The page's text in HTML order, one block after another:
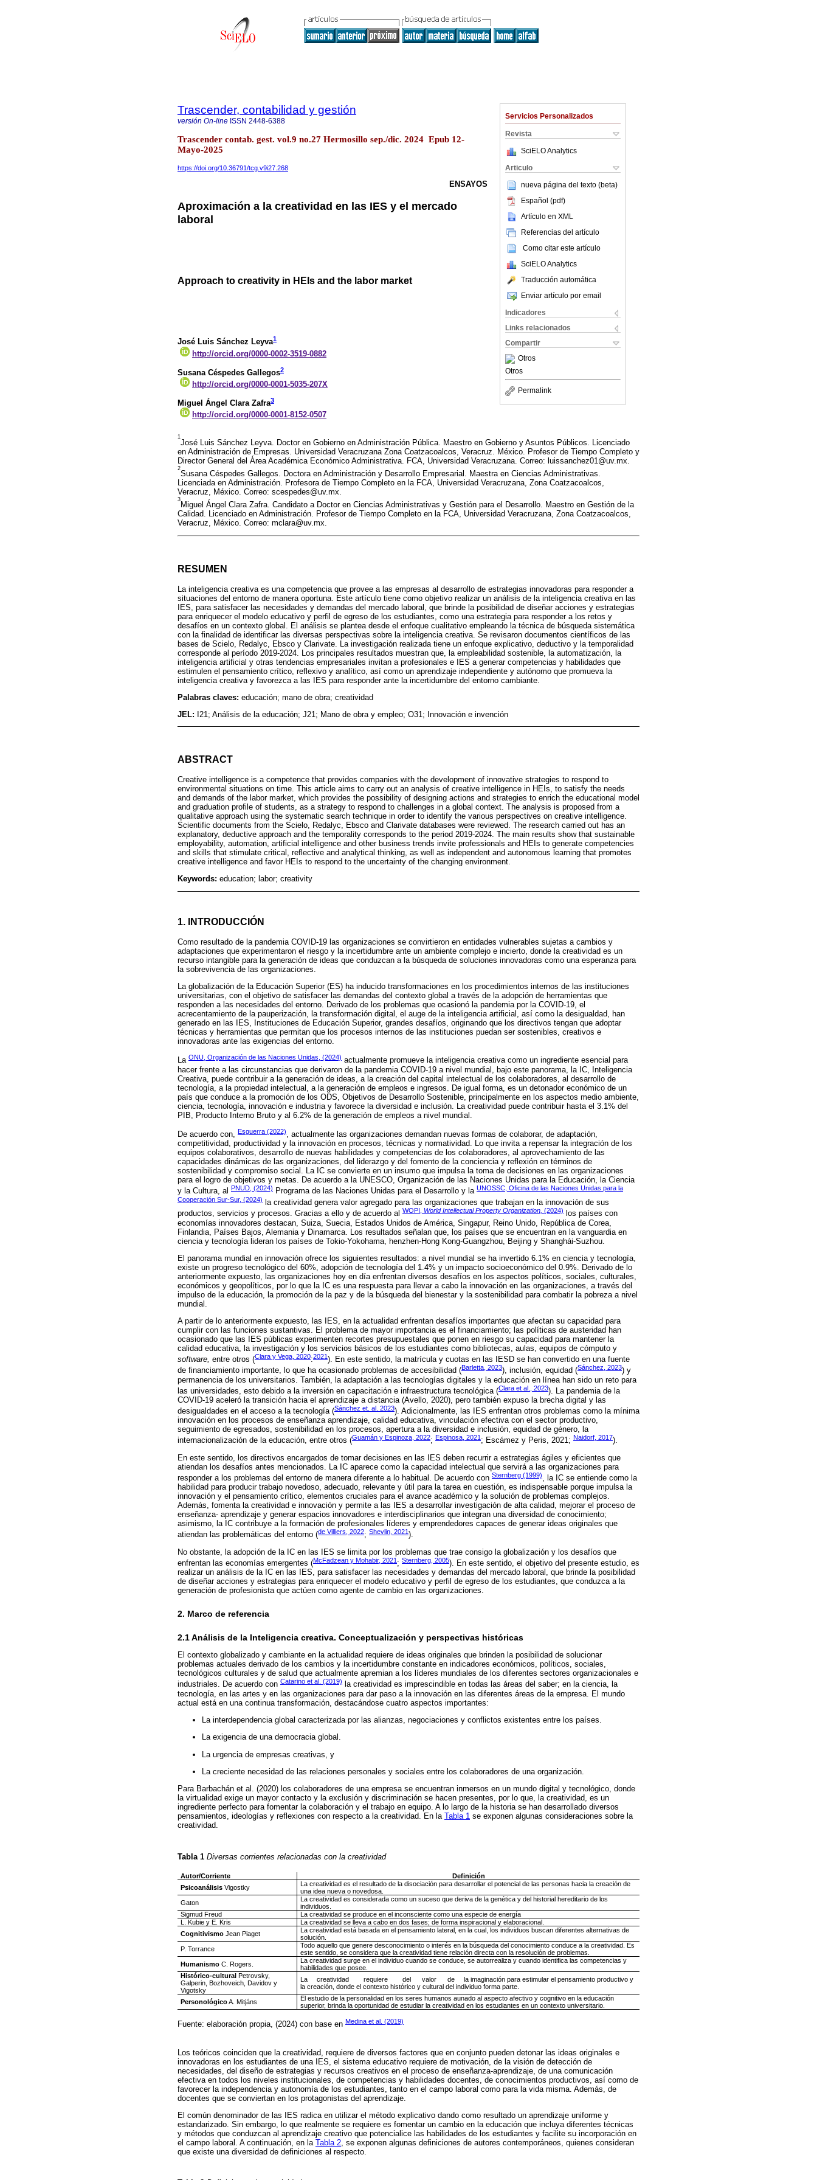
Servicios Personalizados
Revista
SciELO Analytics
Articulo
nueva página del texto (beta)
Español (pdf)
Artículo en XML
Referencias del artículo
Como citar este artículo
SciELO Analytics
Traducción automática
Enviar artículo por email
Indicadores
Links relacionados
Compartir
Otros
Otros
Permalink
Trascender, contabilidad y gestión
versión On-line ISSN 2448-6388
Trascender contab. gest. vol.9 no.27 Hermosillo sep./dic. 2024 Epub 12-
Mayo-2025
https://doi.org/10.36791/tcg.v9i27.268
ENSAYOS
Aproximación a la creatividad en las IES y el mercado
laboral
Approach to creativity in HEIs and the labor market
José Luis Sánchez Leyva1
http://orcid.org/0000-0002-3519-0882
Susana Céspedes Gallegos2
http://orcid.org/0000-0001-5035-207X
Miguel Ángel Clara Zafra3
http://orcid.org/0000-0001-8152-0507
1
José Luis Sánchez Leyva. Doctor en Gobierno en Administración Pública. Maestro en Gobierno y Asuntos Públicos. Licenciado
en Administración de Empresas. Universidad Veracruzana Zona Coatzacoalcos, Veracruz. México. Profesor de Tiempo Completo y
Director General del Área Académica Económico Administrativa. FCA, Universidad Veracruzana. Correo: luissanchez01@uv.mx.
2
Susana Céspedes Gallegos. Doctora en Administración y Desarrollo Empresarial. Maestra en Ciencias Administrativas.
Licenciada en Administración. Profesora de Tiempo Completo en la FCA, Universidad Veracruzana, Zona Coatzacoalcos,
Veracruz, México. Correo: scespedes@uv.mx.
3
Miguel Ángel Clara Zafra. Candidato a Doctor en Ciencias Administrativas y Gestión para el Desarrollo. Maestro en Gestión de la
Calidad. Licenciado en Administración. Profesor de Tiempo Completo en la FCA, Universidad Veracruzana, Zona Coatzacoalcos,
Veracruz, México. Correo: mclara@uv.mx.
RESUMEN
La inteligencia creativa es una competencia que provee a las empresas al desarrollo de estrategias innovadoras para responder a
situaciones del entorno de manera oportuna. Este artículo tiene como objetivo realizar un análisis de la inteligencia creativa en las
IES, para satisfacer las necesidades y demandas del mercado laboral, que brinde la posibilidad de diseñar acciones y estrategias
para enriquecer el modelo educativo y perfil de egreso de los estudiantes, como una estrategia para responder a los retos y
desafíos en un contexto global. El análisis se plantea desde el enfoque cualitativo empleando la técnica de búsqueda sistemática
con la finalidad de identificar las diversas perspectivas sobre la inteligencia creativa. Se revisaron documentos científicos de las
bases de Scielo, Redalyc, Ebsco y Clarivate. La investigación realizada tiene un enfoque explicativo, deductivo y la temporalidad
corresponde al período 2019-2024. Los principales resultados muestran que, la empleabilidad sostenible, la automatización, la
inteligencia artificial y otras tendencias empresariales invitan a profesionales e IES a generar competencias y habilidades que
estimulen el pensamiento crítico, reflexivo y analítico, así como un aprendizaje independiente y autónomo que promueva la
inteligencia creativa y favorezca a las IES para responder ante la incertidumbre del entorno cambiante.
Palabras claves: educación; mano de obra; creatividad
JEL: I21; Análisis de la educación; J21; Mano de obra y empleo; O31; Innovación e invención
ABSTRACT
Creative intelligence is a competence that provides companies with the development of innovative strategies to respond to
environmental situations on time. This article aims to carry out an analysis of creative intelligence in HEIs, to satisfy the needs
and demands of the labor market, which provides the possibility of designing actions and strategies to enrich the educational model
and graduation profile of students, as a strategy to respond to challenges in a global context. The analysis is proposed from a
qualitative approach using the systematic search technique in order to identify the various perspectives on creative intelligence.
Scientific documents from the Scielo, Redalyc, Ebsco and Clarivate databases were reviewed. The research carried out has an
explanatory, deductive approach and the temporality corresponds to the period 2019-2024. The main results show that sustainable
employability, automation, artificial intelligence and other business trends invite professionals and HEIs to generate competencies
and skills that stimulate critical, reflective and analytical thinking, as well as independent and autonomous learning that promotes
creative intelligence and favor HEIs to respond to the uncertainty of the changing environment.
Keywords: education; labor; creativity
1. INTRODUCCIÓN
Como resultado de la pandemia COVID-19 las organizaciones se convirtieron en entidades vulnerables sujetas a cambios y
adaptaciones que experimentaron el riesgo y la incertidumbre ante un ambiente complejo e incierto, donde la creatividad es un
recurso intangible para la generación de ideas que conduzcan a la búsqueda de soluciones innovadoras como una esperanza para
la sobrevivencia de las organizaciones.
La globalización de la Educación Superior (ES) ha inducido transformaciones en los procedimientos internos de las instituciones
universitarias, con el objetivo de satisfacer las demandas del contexto global a través de la adopción de herramientas que
responden a las necesidades del entorno. Derivado de los problemas que ocasionó la pandemia por la COVID-19, el
acrecentamiento de la pauperización, la transformación digital, el auge de la inteligencia artificial, así como la desigualdad, han
generado en las IES, Instituciones de Educación Superior, grandes desafíos, originando que los directivos tengan que adoptar
técnicas y herramientas que permitan que los procesos internos de las instituciones puedan ser sostenibles, creativos e
innovadoras ante las exigencias del entorno.
La ONU, Organización de las Naciones Unidas, (2024) actualmente promueve la inteligencia creativa como un ingrediente esencial para
hacer frente a las circunstancias que derivaron de la pandemia COVID-19 a nivel mundial, bajo este panorama, la IC, Inteligencia
Creativa, puede contribuir a la generación de ideas, a la creación del capital intelectual de los colaboradores, al desarrollo de
tecnología, a la propiedad intelectual, a la generación de empleos e ingresos. De igual forma, es un detonador económico de un
país que conduce a la promoción de los ODS, Objetivos de Desarrollo Sostenible, principalmente en los aspectos medio ambiente,
ciencia, tecnología, innovación e industria y favorece la diversidad e inclusión. La creatividad puede contribuir hasta el 3.1% del
PIB, Producto Interno Bruto y al 6.2% de la generación de empleos a nivel mundial.
De acuerdo con, Esguerra (2022), actualmente las organizaciones demandan nuevas formas de colaborar, de adaptación,
competitividad, productividad y la innovación en procesos, técnicas y normatividad. Lo que invita a repensar la integración de los
equipos colaborativos, desarrollo de nuevas habilidades y competencias de los colaboradores, al aprovechamiento de las
capacidades dinámicas de las organizaciones, del liderazgo y del fomento de la conciencia y reflexión en términos de
sostenibilidad y compromiso social. La IC se convierte en un insumo que impulsa la toma de decisiones en las organizaciones
para el logro de objetivos y metas. De acuerdo a la UNESCO, Organización de las Naciones Unidas para la Educación, la Ciencia
y la Cultura, al
PNUD, (2024) Programa de las Naciones Unidas para el Desarrollo y la UNOSSC, Oficina de las Naciones Unidas para la
Cooperación Sur-Sur, (2024)
la creatividad genera valor agregado para las organizaciones que trabajan en la innovación de sus
productos, servicios y procesos. Gracias a ello y de acuerdo al WOPI, World Intellectual Property Organization, (2024)
los países con
economías innovadores destacan, Suiza, Suecia, Estados Unidos de América, Singapur, Reino Unido, República de Corea,
Finlandia, Países Bajos, Alemania y Dinamarca. Los resultados señalan que, los países que se encuentran en la vanguardia en
ciencia y tecnología lideran los países de Tokio-Yokohama, henzhen-Hong Kong-Guangzhou, Beijing y Shanghái-Suzhou.
El panorama mundial en innovación ofrece los siguientes resultados: a nivel mundial se ha invertido 6.1% en ciencia y tecnología,
existe un progreso tecnológico del 60%, adopción de tecnología del 1.4% y un impacto socioeconómico del 0.9%. Derivado de lo
anteriormente expuesto, las organizaciones hoy en día enfrentan diversos desafíos en los aspectos políticos, sociales, culturales,
económicos y geopolíticos, por lo que la IC es una respuesta para llevar a cabo la innovación en las organizaciones, a través del
impulso de la educación, la promoción de la paz y de la búsqueda del bienestar y la sostenibilidad para combatir la pobreza a nivel
mundial.
A partir de lo anteriormente expuesto, las IES, en la actualidad enfrentan desafíos importantes que afectan su capacidad para
cumplir con las funciones sustantivas. El problema de mayor importancia es el financiamiento; las políticas de austeridad han
ocasionado que las IES públicas experimenten recortes presupuestales que ponen en riesgo su capacidad para mantener la
calidad educativa, la investigación y los servicios básicos de los estudiantes como bibliotecas, aulas, equipos de cómputo y
software, entre otros (Clara y Vega, 2020:2021). En este sentido, la matrícula y cuotas en las IESD se han convertido en una fuente
de financiamiento importante, lo que ha ocasionado problemas de accesibilidad (Barletta, 2023), inclusión, equidad (Sánchez, 2023) y
permanencia de los universitarios. También, la adaptación a las tecnologías digitales y la educación en línea han sido un reto para
las universidades, esto debido a la inversión en capacitación e infraestructura tecnológica (Clara et al., 2023). La pandemia de la
COVID-19 aceleró la transición hacia el aprendizaje a distancia (Avello, 2020), pero también expuso la brecha digital y las
desigualdades en el acceso a la tecnología (Sánchez et. al. 2023). Adicionalmente, las IES enfrentan otros problemas como la mínima
innovación en los procesos de enseñanza aprendizaje, calidad educativa, vinculación efectiva con el sector productivo,
seguimiento de egresados, sostenibilidad en los procesos, apertura a la diversidad e inclusión, equidad de género, la
internacionalización de la educación, entre otros (Guamán y Espinoza, 2022; Espinosa, 2021; Escámez y Peris, 2021; Naidorf, 2017).
En este sentido, los directivos encargados de tomar decisiones en las IES deben recurrir a estrategias ágiles y eficientes que
atiendan los desafíos antes mencionados. La IC aparece como la capacidad intelectual que servirá a las organizaciones para
responder a los problemas del entorno de manera diferente a lo habitual. De acuerdo con Sternberg (1999), la IC se entiende como la
habilidad para producir trabajo novedoso, adecuado, relevante y útil para la tarea en cuestión, es indispensable porque impulsa la
innovación y el pensamiento crítico, elementos cruciales para el avance académico y la solución de problemas complejos.
Además, fomenta la creatividad e innovación y permite a las IES a desarrollar investigación de alta calidad, mejorar el proceso de
enseñanza- aprendizaje y generar espacios innovadores e interdisciplinarios que integran una diversidad de conocimiento;
asimismo, la IC contribuye a la formación de profesionales líderes y emprendedores capaces de generar ideas originales que
atiendan las problemáticas del entorno (de Villiers, 2022; Shevlin, 2021).
No obstante, la adopción de la IC en las IES se limita por los problemas que trae consigo la globalización y los desafíos que
enfrentan las economías emergentes (McFadzean y Mohabir, 2021 ; Sternberg, 2005). En este sentido, el objetivo del presente estudio, es
realizar un análisis de la IC en las IES, para satisfacer las necesidades y demandas del mercado laboral, que brinde la posibilidad
de diseñar acciones y estrategias para enriquecer el modelo educativo y perfil de egreso de los estudiantes, que conduzca a la
generación de profesionista que actúen como agente de cambio en las organizaciones.
2. Marco de referencia
2.1 Análisis de la Inteligencia creativa. Conceptualización y perspectivas históricas
El contexto globalizado y cambiante en la actualidad requiere de ideas originales que brinden la posibilidad de solucionar
problemas actuales derivado de los cambios y la incertidumbre constante en indicadores económicos, políticos, sociales,
tecnológicos culturales y de salud que actualmente apremian a los líderes mundiales de los diferentes sectores organizacionales e
industriales. De acuerdo con Catarino et al. (2019)
la creatividad es imprescindible en todas las áreas del saber; en la ciencia, la
tecnología, en las artes y en las organizaciones para dar paso a la innovación en las diferentes áreas de la empresa. El mundo
actual está en una continua transformación, destacándose cuatro aspectos importantes:
La interdependencia global caracterizada por las alianzas, negociaciones y conflictos existentes entre los países.
La exigencia de una democracia global.
La urgencia de empresas creativas, y
La creciente necesidad de las relaciones personales y sociales entre los colaboradores de una organización.
Para Barbachán et al. (2020) los colaboradores de una empresa se encuentran inmersos en un mundo digital y tecnológico, donde
la virtualidad exige un mayor contacto y la exclusión y discriminación se hacen presentes, por lo que, la creatividad, es un
ingrediente perfecto para fomentar la colaboración y el trabajo en equipo. A lo largo de la historia se han desarrollado diversos
pensamientos, ideologías y reflexiones con respecto a la creatividad. En la Tabla 1 se exponen algunas consideraciones sobre la
creatividad.
Tabla 1 Diversas corrientes relacionadas con la creatividad
Autor/Corriente
Definición
Psicoanálisis Vigostky
La creatividad es el resultado de la disociación para desarrollar el potencial de las personas hacia la creación de
una idea nueva o novedosa.
Gaton
La creatividad es considerada como un suceso que deriva de la genética y del historial hereditario de los
individuos.
Sigmud Freud
La creatividad se produce en el inconsciente como una especie de energía
L. Kubie y E. Kris
La creatividad se lleva a cabo en dos fases; de forma inspiracional y elaboracional.
Cognitivismo Jean Piaget
La creatividad está basada en el pensamiento lateral, en la cual, los individuos buscan diferentes alternativas de
solución.
P. Torrance
Todo aquello que genere desconocimiento o interés en la búsqueda del conocimiento conduce a la creatividad. Es
este sentido, se considera que la creatividad tiene relación directa con la resolución de problemas.
Humanismo C. Rogers.
La creatividad surge en el individuo cuando se conduce, se autorrealiza y cuando identifica las competencias y
habilidades que posee.
Histórico-cultural Petrovsky,
Galperin, Bozhoveich, Davidov y
Vigotsky
La creatividad requiere del valor de la imaginación para estimular el pensamiento productivo y
la creación, donde el contexto histórico y cultural del individuo forma parte.
PersonológicoA. Mitjáns
El estudio de la personalidad en los seres humanos aunado al aspecto afectivo y cognitivo en la educación
superior, brinda la oportunidad de estudiar la creatividad en los estudiantes en un contexto universitario.
Fuente: elaboración propia, (2024) con base en Medina et al. (2019)
Los teóricos coinciden que la creatividad, requiere de diversos factores que en conjunto pueden detonar las ideas originales e
innovadoras en los estudiantes de una IES, el sistema educativo requiere de motivación, de la visión de detección de
necesidades, del diseño de estrategias y recursos creativos en el proceso de enseñanza-aprendizaje, de una comunicación
efectiva en todos los niveles institucionales, de competencias y habilidades docentes, de conocimientos productivos, así como de
favorecer la independencia y autonomía de los estudiantes, tanto en el campo laboral como para la vida misma. Además, de
docentes que se conviertan en los protagonistas del aprendizaje.
El común denominador de las IES radica en utilizar el método explicativo dando como resultado un aprendizaje uniforme y
estandarizado. Sin embargo, lo que realmente se requiere es fomentar un cambio en la educación que incluya diferentes técnicas
y métodos que conduzcan al aprendizaje creativo que potencialice las habilidades de los estudiantes y facilite su incorporación en
el campo laboral. A continuación, en la Tabla 2, se exponen algunas definiciones de autores contemporáneos, quienes consideran
que existe una diversidad de definiciones al respecto.